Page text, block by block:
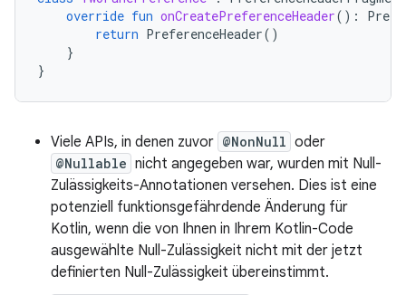
override fun onCreatePreferenceHeader():
return PreferenceHeader()
}
}
Viele APIs, in denen zuvor @NonNull oder
@Nullable nicht angegeben war, wurden mit Null-
Zulässigkeits-Annotationen versehen. Dies ist eine
potenziell funktionsgefährdende Änderung für
Kotlin, wenn die von Ihnen in Ihrem Kotlin-Code
ausgewählte Null-Zulässigkeit nicht mit der jetzt
definierten Null-Zulässigkeit übereinstimmt.